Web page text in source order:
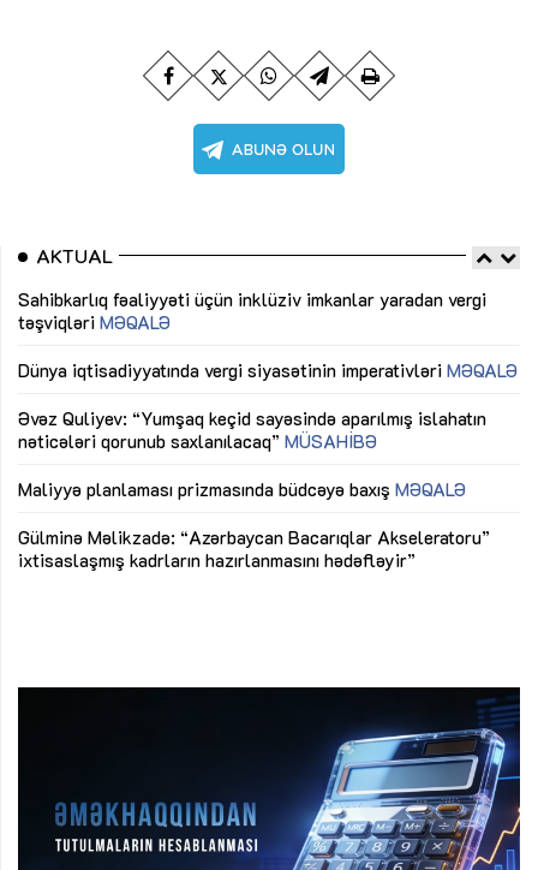
AKTUAL
Sahibkarlıq fəaliyyəti üçün inklüziv imkanlar yaradan vergi
təşviqləri MƏQALƏ
Dünya iqtisadiyyatında vergi siyasətinin imperativləri MƏQALƏ
Əvəz Quliyev: “Yumşaq keçid sayəsində aparılmış islahatın
nəticələri qorunub saxlanılacaq” MÜSAHİBƏ
Maliyyə planlaması prizmasında büdcəyə baxış MƏQALƏ
Gülminə Məlikzadə: “Azərbaycan Bacarıqlar Akseleratoru”
ixtisaslaşmış kadrların hazırlanmasını hədəfləyir”